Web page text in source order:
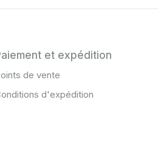
et expédition
de vente
d'expédition